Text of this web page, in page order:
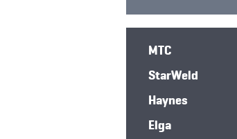
MTC
StarWeld
Haynes
Elga